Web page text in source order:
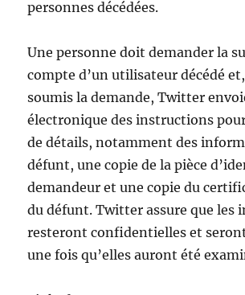
personnes décédées.
Une personne doit demander la
compte d’un utilisateur décédé
soumis la demande, Twitter
électronique des instructions
de détails, notamment des
défunt, une copie de la pièce
demandeur et une copie du
du défunt. Twitter assure que les
resteront confidentielles et
une fois qu’elles auront été